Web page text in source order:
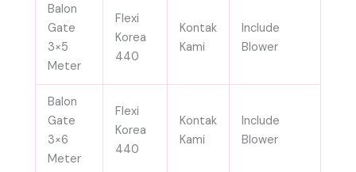
Balon
Gate
3×5
Meter
Flexi
Korea
440
Kontak
Kami
Include
Blower
Balon
Gate
3×6
Meter
Flexi
Korea
440
Kontak
Kami
Include
Blower